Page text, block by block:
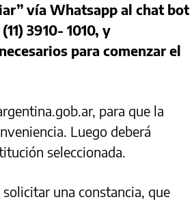
vía Whatsapp al chat bot
3910- 1010, y
para comenzar el
para que la
Luego deberá
seleccionada.
una constancia, que